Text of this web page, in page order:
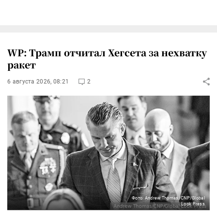
WP: Трамп отчитал Хегсета за нехватку
ракет
6 августа 2026, 08:21 2
Фото: Andrew Thomas/CNP/Global
Look Press